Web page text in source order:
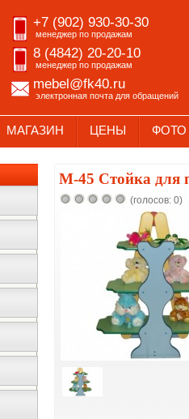
+7 (902) 930-30-30
менеджер по продажам
8 (4842) 20-20-10
менеджер по продажам
mebel@fk40.ru
электронная почта для обращений
МАГАЗИН ЦЕНЫ ФОТО
М-45 Стойка для
(голосов: 0)